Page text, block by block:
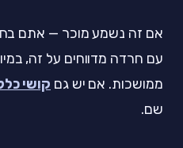
אם זה נשמע מוכר — אתם
עם חרדה מדווחים על זה,
ממושכות. אם יש גם קושי
שם.